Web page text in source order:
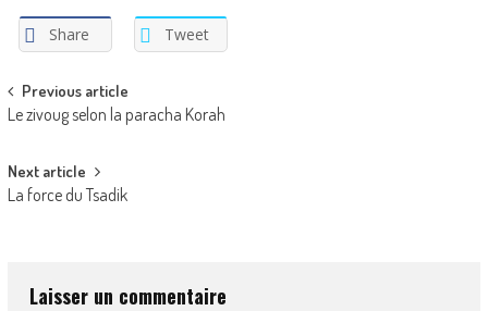
Share Tweet
Post
navigation
Previous article
Le zivoug selon la paracha Korah
Next article
La force du Tsadik
Laisser un commentaire